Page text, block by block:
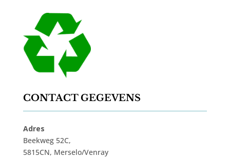
CONTACT GEGEVENS
Adres
Beekweg 52C,
5815CN, Merselo/Venray